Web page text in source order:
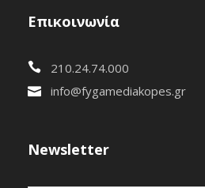
Επικοινωνία
210.24.74.000
info@fygamediakopes.gr
Newsletter